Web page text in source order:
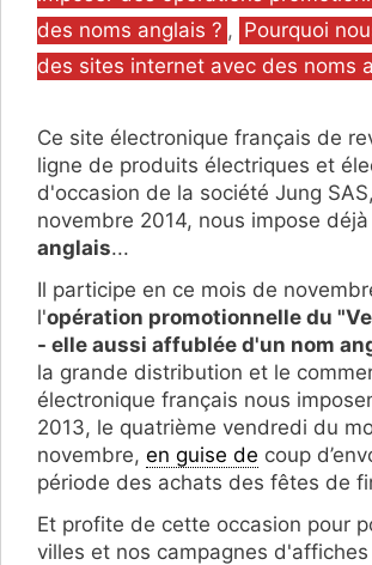
des noms anglais ? , Pourquoi
des sites internet avec des noms
Ce site électronique français de
ligne de produits électriques et
d'occasion de la société Jung
novembre 2014, nous impose déjà
anglais...
Il participe en ce mois de
l'opération promotionnelle du
- elle aussi affublée d'un nom
la grande distribution et le
électronique français nous
2013, le quatrième vendredi du
novembre, en guise de coup
période des achats des fêtes de
Et profite de cette occasion pour
villes et nos campagnes